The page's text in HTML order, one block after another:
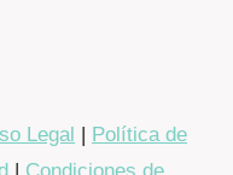
Legal | Política de